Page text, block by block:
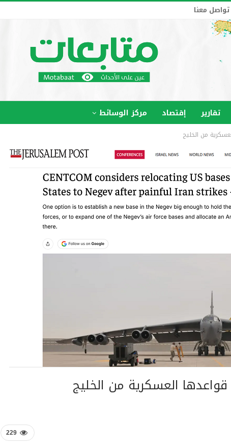
تواصل معنا
تقارير إقتصاد مركز الوسائط
من الخليج
العسكرية من الخليج
229